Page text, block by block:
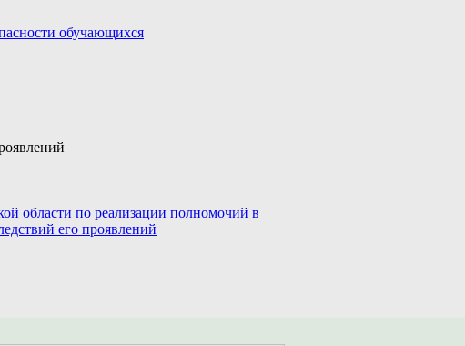
обучающихся
области по реализации полномочий в
его проявлений